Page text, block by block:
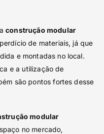
construção modular
de materiais, já que
e montadas no local.
e a utilização de
são pontos fortes desse
modular
no mercado,